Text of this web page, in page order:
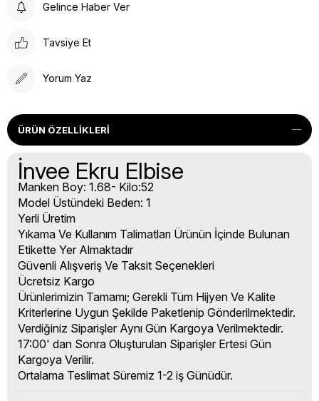
Gelince Haber Ver
Tavsiye Et
Yorum Yaz
ÜRÜN ÖZELLIKLERI
İnvee Ekru Elbise
Manken Boy: 1.68- Kilo:52
Model Üstündeki Beden: 1
Yerli Üretim
Yıkama Ve Kullanım Talimatları Ürünün İçinde Bulunan
Etikette Yer Almaktadır
Güvenli Alışveriş Ve Taksit Seçenekleri
Ücretsiz Kargo
Ürünlerimizin Tamamı; Gerekli Tüm Hijyen Ve Kalite
Kriterlerine Uygun Şekilde Paketlenip Gönderilmektedir.
Verdiğiniz Siparişler Aynı Gün Kargoya Verilmektedir.
17:00' dan Sonra Oluşturulan Siparişler Ertesi Gün
Kargoya Verilir.
Ortalama Teslimat Süremiz 1-2 iş Günüdür.